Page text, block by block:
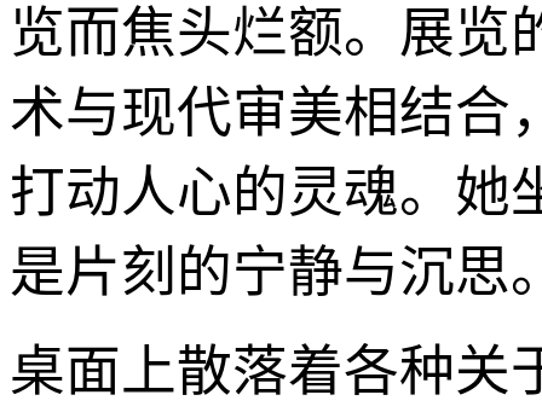
览而焦头烂额。展览
术与现代审美相结合
打动人心的灵魂。她
是片刻的宁静与沉思
桌面上散落着各种关